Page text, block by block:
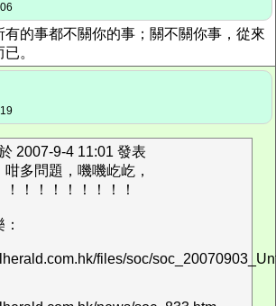
的事都不關你的事；關不關你事，從來
。
2007-9-4 11:01 發表
多問題，嘰嘰屹屹，
！！！！！！！！
files/soc/